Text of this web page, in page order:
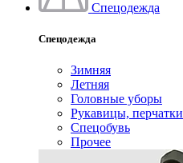
Спецодежда
Спецодежда
Зимняя
Летняя
Головные уборы
Рукавицы, перчатки
Спецобувь
Прочее